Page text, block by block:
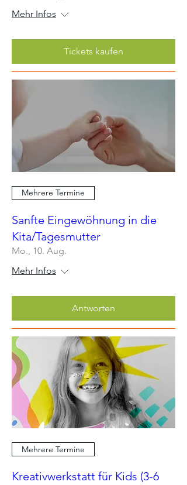
Mehr Infos
Tickets kaufen
Mehrere Termine
Sanfte Eingewöhnung in die
Kita/Tagesmutter
Mo., 10. Aug.
Mehr Infos
Antworten
Mehrere Termine
Kreativwerkstatt für Kids (3-6